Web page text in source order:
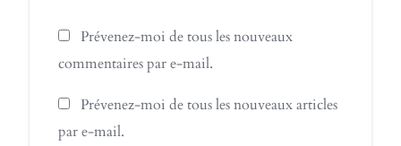
Prévenez-moi de tous les nouveaux
commentaires par e-mail.
Prévenez-moi de tous les nouveaux articles
par e-mail.